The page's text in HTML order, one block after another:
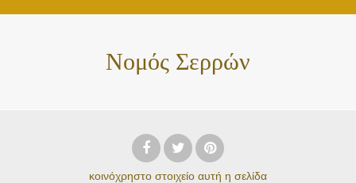
Νομός Σερρών
κοινόχρηστο στοιχείο αυτή η σελίδα